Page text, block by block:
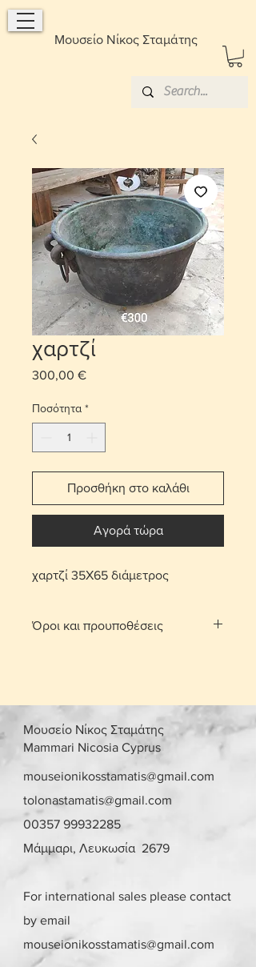
Μουσείο Νίκος Σταμάτης
χαρτζί
300,00 €Τιμή
Ποσότητα *
Προσθήκη στο καλάθι
Αγορά τώρα
χαρτζί 35Χ65 διάμετρος
Όροι και προυποθέσεις
Για τις περιοχές Λευκωσίας και
Λεμεσού μπορείτε να πατήσετε την
επιλογή «σημεία συνάντησης». Θα
οριστεί σημείο συνάντησης και
ραντεβού, στην περιοχή
αντίστοιχα, μετά από επικοινωνία.
Γίνονται αποδεκτές επιστροφές
εντός 10 ημερών με επιβάρυνση
μεταφορικών από τον αγοραστή.
στην ίδια κατάσταση που έχει
Το κόστος παράδοσης για ένα
παραλήπτη παραμένει το ίδιο
Μουσείο Νίκος Σταμάτης
Mammari Nicosia Cyprus
mouseionikosstamatis@gmail.com
tolonastamatis@gmail.com
00357 99932285
Μάμμαρι, Λευκωσία 2679
For international sales please contact
by email
mouseionikosstamatis@gmail.com